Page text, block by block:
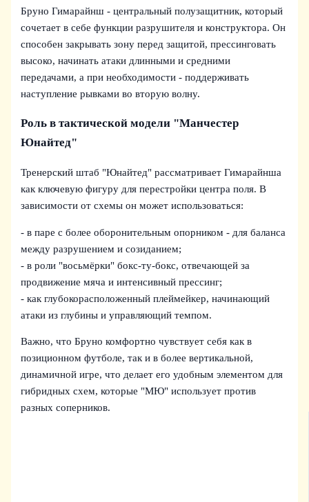
Бруно Гимарайнш - центральный полузащитник, который
сочетает в себе функции разрушителя и конструктора. Он
способен закрывать зону перед защитой, прессинговать
высоко, начинать атаки длинными и средними
передачами, а при необходимости - поддерживать
наступление рывками во вторую волну.
Роль в тактической модели "Манчестер
Юнайтед"
Тренерский штаб "Юнайтед" рассматривает Гимарайнша
как ключевую фигуру для перестройки центра поля. В
зависимости от схемы он может использоваться:
- в паре с более оборонительным опорником - для баланса
между разрушением и созиданием;
- в роли "восьмёрки" бокс-ту-бокс, отвечающей за
продвижение мяча и интенсивный прессинг;
- как глубокорасположенный плеймейкер, начинающий
атаки из глубины и управляющий темпом.
Важно, что Бруно комфортно чувствует себя как в
позиционном футболе, так и в более вертикальной,
динамичной игре, что делает его удобным элементом для
гибридных схем, которые "МЮ" использует против
разных соперников.